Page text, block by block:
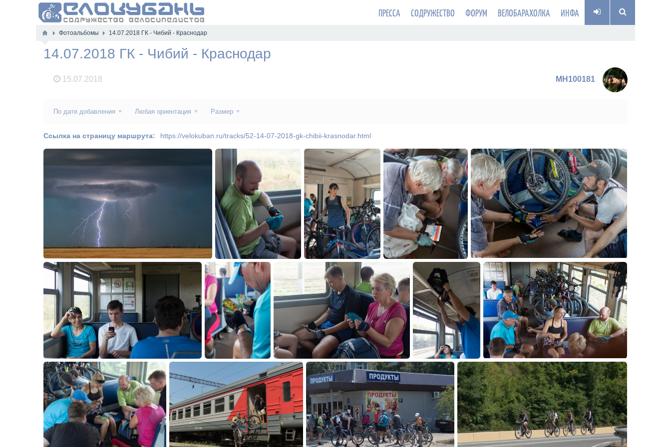
ПРЕССА СОДРУЖЕСТВО ФОРУМ ВЕЛОБАРАХОЛКА ИНФА
Фотоальбомы 14.07.2018 ГК - Чибий - Краснодар
14.07.2018 ГК - Чибий - Краснодар
15.07.2018 MH100181
По дате добавления Любая ориентация Размер
Ссылка на страницу маршрута: https://velokuban.ru/tracks/52-14-07-2018-gk-chibii-krasnodar.html